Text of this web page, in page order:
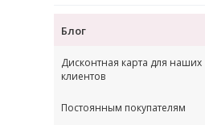
Блог
Дисконтная карта для наших
клиентов
Постоянным покупателям